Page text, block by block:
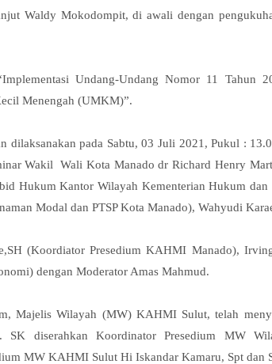
Waldy Mokodompit, di awali dengan
Undang-Undang Nomor 11 Tahun
Menengah (UMKM)”.
dilaksanakan pada Sabtu, 03 Juli 2021, Pukul :
Wakil Wali Kota Manado dr Richard Henry
Hukum Kantor Wilayah Kementerian Hukum
Modal dan PTSP Kota Manado), Wahyudi
(Koordiator Presedium KAHMI Manado),
dengan Moderator Amas Mahmud.
Majelis Wilayah (MW) KAHMI Sulut, telah
SK diserahkan Koordinator Presedium MW
MW KAHMI Sulut Hi Iskandar Kamaru, Spt dan